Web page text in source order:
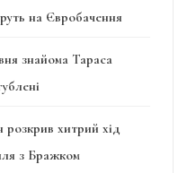
на Євробачення
знайома Тараса
розкрив хитрий хід
з Бражком